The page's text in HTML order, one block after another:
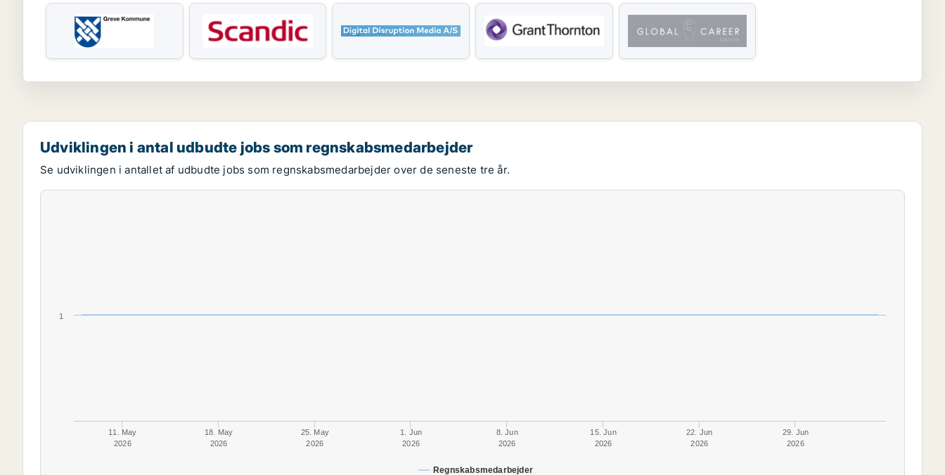
Udviklingen i antal udbudte jobs som regnskabsmedarbejder
Se udviklingen i antallet af udbudte jobs som regnskabsmedarbejder over de seneste tre år.
Regnskabsmedarbejder
11. May
2026
18. May
2026
25. May
2026
1. Jun
2026
8. Jun
2026
15. Jun
2026
22. Jun
2026
29. Jun
2026
1